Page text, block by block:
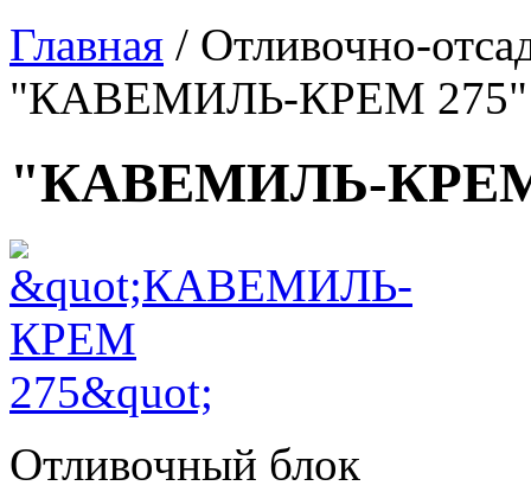
Главная / Отливочно-
"КАВЕМИЛЬ-КРЕМ 275"
"КАВЕМИЛЬ-
Отливочный блок